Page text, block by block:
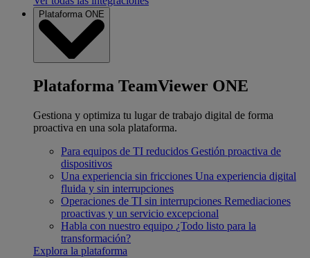
Plataforma ONE
Plataforma TeamViewer ONE
Gestiona y optimiza tu lugar de trabajo digital de forma
proactiva en una sola plataforma.
Para equipos de TI reducidos Gestión proactiva de
dispositivos
Una experiencia sin fricciones Una experiencia digital
fluida y sin interrupciones
Operaciones de TI sin interrupciones Remediaciones
proactivas y un servicio excepcional
Habla con nuestro equipo ¿Todo listo para la
transformación?
Explora la plataforma